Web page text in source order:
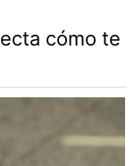
cómo te